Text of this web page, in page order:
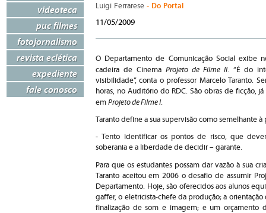
videoteca
puc filmes
fotojornalismo
revista eclética
expediente
fale conosco
Luigi Ferrarese - Do Portal
11/05/2009
O Departamento de Comunicação Social exibe
cadeira de Cinema Projeto de Filme II. “É do
visibilidade”, conta o professor Marcelo Taranto.
horas, no Auditório do RDC. São obras de ficção,
em Projeto de Filme I.
Taranto define a sua supervisão como semelhante
- Tento identificar os pontos de risco, que
soberania e a liberdade de decidir – garante.
Para que os estudantes possam dar vazão à sua
Taranto aceitou em 2006 o desafio de assumir
Departamento. Hoje, são oferecidos aos alunos
gaffer, o eletricista-chefe da produção; a
finalização de som e imagem; e um orçamento